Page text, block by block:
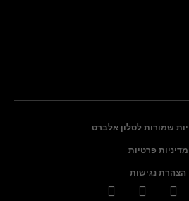
שמורות לסלון אלברט
מדיניות פרטיות
הצהרת נגישות